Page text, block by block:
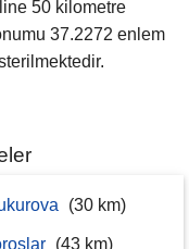
50 kilometre
37.2272 enlem
(30 km)
(43 km)